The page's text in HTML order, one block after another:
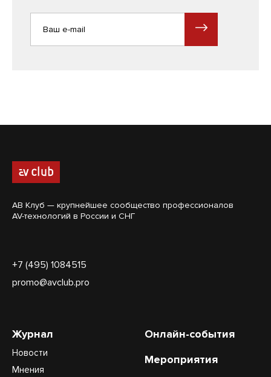
АВ Клуб — крупнейшее сообщество профессионалов
AV-технологий в России и СНГ
+7 (495) 1084515
promo@avclub.pro
Журнал
Новости
Мнения
Онлайн-события
Мероприятия